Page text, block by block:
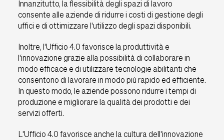
Innanzitutto, la flessibilità degli spazi di lavoro
consente alle aziende di ridurre i costi di gestione degli
uffici e di ottimizzare l'utilizzo degli spazi disponibili.
Inoltre, l'Ufficio 4.0 favorisce la produttività e
l'innovazione grazie alla possibilità di collaborare in
modo efficace e di utilizzare tecnologie abilitanti che
consentono di lavorare in modo più rapido ed efficiente.
In questo modo, le aziende possono ridurre i tempi di
produzione e migliorare la qualità dei prodotti e dei
servizi offerti.
L'Ufficio 4.0 favorisce anche la cultura dell'innovazione